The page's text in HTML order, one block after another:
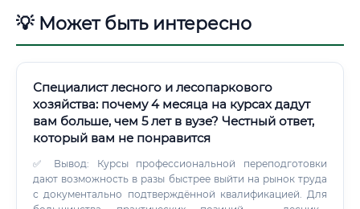
💡 Может быть интересно
Специалист лесного и лесопаркового
хозяйства: почему 4 месяца на курсах дадут
вам больше, чем 5 лет в вузе? Честный ответ,
который вам не понравится
✅ Вывод: Курсы профессиональной переподготовки
дают возможность в разы быстрее выйти на рынок труда
с документально подтверждённой квалификацией. Для